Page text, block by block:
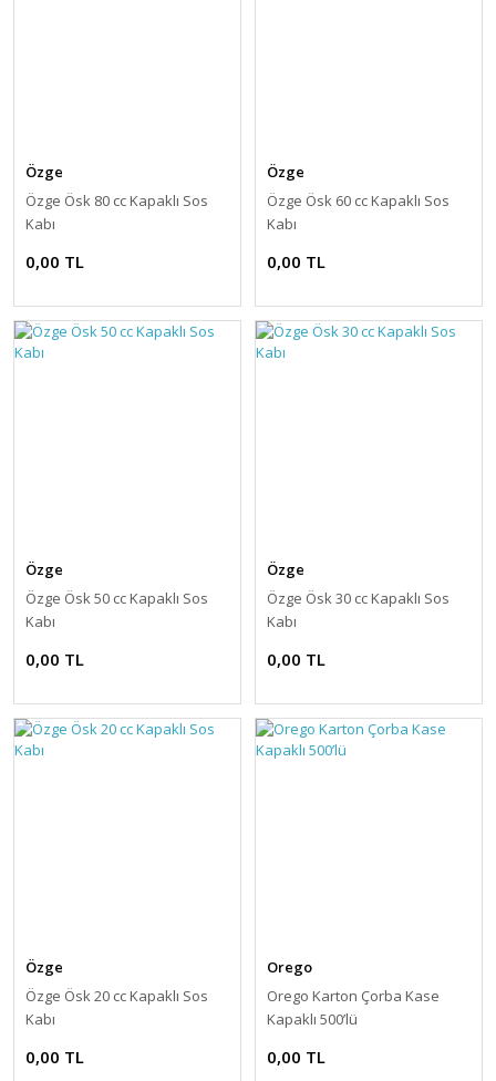
Özge
Özge Ösk 80 cc Kapaklı Sos
Kabı
0,00 TL
Özge
Özge Ösk 60 cc Kapaklı Sos
Kabı
0,00 TL
Özge
Özge Ösk 50 cc Kapaklı Sos
Kabı
0,00 TL
Özge
Özge Ösk 30 cc Kapaklı Sos
Kabı
0,00 TL
Özge
Özge Ösk 20 cc Kapaklı Sos
Kabı
0,00 TL
Orego
Orego Karton Çorba Kase
Kapaklı 500’lü
0,00 TL